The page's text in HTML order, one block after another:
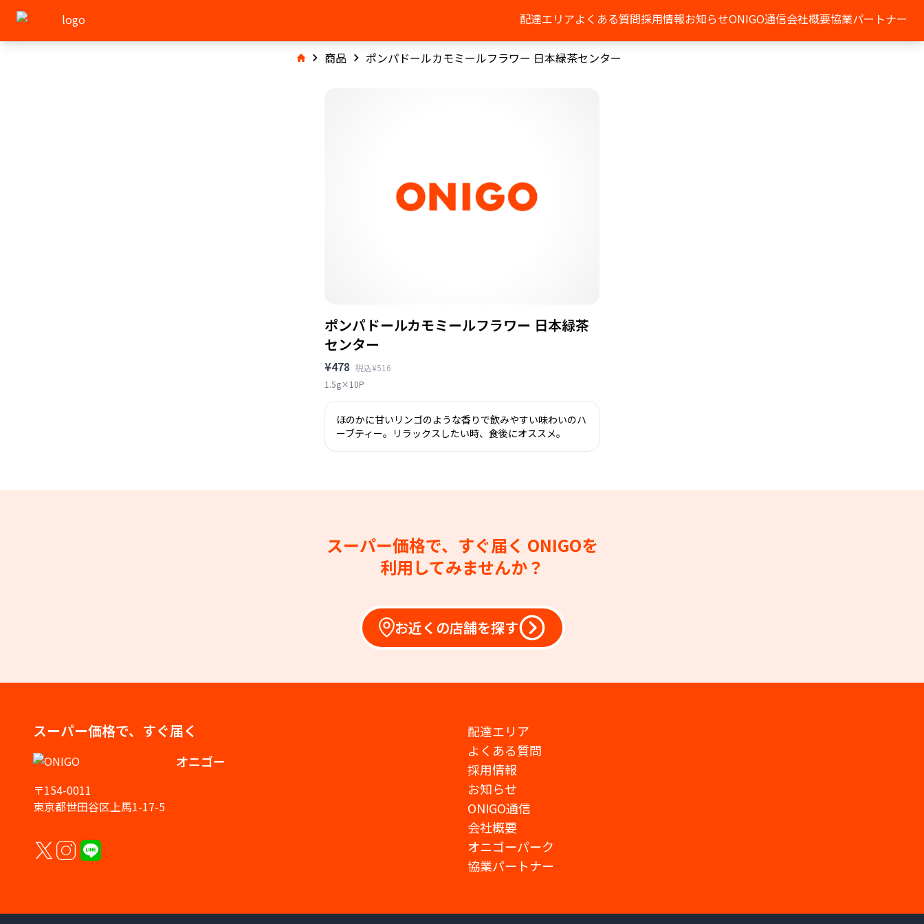
配達エリアよくある質問採用情報お知らせONIGO通信会社概要協業パートナー
商品 ポンパドールカモミールフラワー 日本緑茶センター
ポンパドールカモミールフラワー 日本緑茶
センター
¥478 税込¥516
1.5g×10P
ほのかに甘いリンゴのような香りで飲みやすい味わいのハ
ーブティー。リラックスしたい時、食後にオススメ。
スーパー価格で、すぐ届く ONIGOを
利用してみませんか？
お近くの店舗を探す
スーパー価格で、すぐ届く
オニゴー
〒154-0011
東京都世田谷区上馬1-17-5
配達エリア
よくある質問
採用情報
お知らせ
ONIGO通信
会社概要
オニゴーパーク
協業パートナー